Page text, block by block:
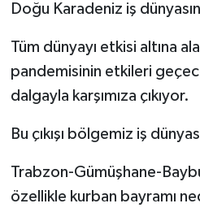
Doğu Karadeniz iş
Tüm dünyayı etkisi altına
pandemisinin etkileri
dalgayla karşımıza çıkıyor.
Bu çıkışı bölgemiz iş
Trabzon-Gümüşhane-
özellikle kurban bayramı